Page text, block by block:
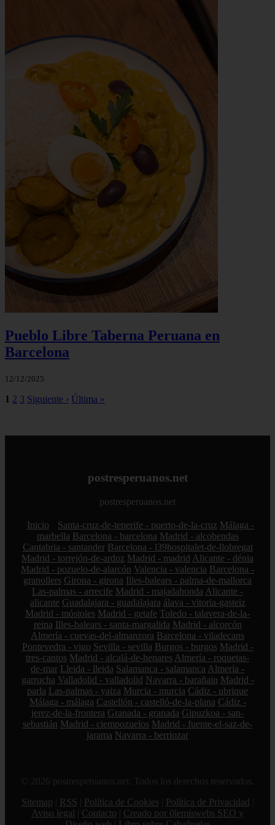
Pueblo Libre Taberna Peruana en
Barcelona
12/12/2025
1 2 3 Siguiente › Última »
postresperuanos.net
postresperuanos.net
Inicio Santa-cruz-de-tenerife - puerto-de-la-cruz Málaga -
marbella Barcelona - barcelona Madrid - alcobendas
Cantabria - santander Barcelona - l39hospitalet-de-llobregat
Madrid - torrejón-de-ardoz Madrid - madrid Alicante - dénia
Madrid - pozuelo-de-alarcón Valencia - valencia Barcelona -
granollers Girona - girona Illes-balears - palma-de-mallorca
Las-palmas - arrecife Madrid - majadahonda Alicante -
alicante Guadalajara - guadalajara álava - vitoria-gasteiz
Madrid - móstoles Madrid - getafe Toledo - talavera-de-la-
reina Illes-balears - santa-margalida Madrid - alcorcón
Almería - cuevas-del-almanzora Barcelona - viladecans
Pontevedra - vigo Sevilla - sevilla Burgos - burgos Madrid -
tres-cantos Madrid - alcalá-de-henares Almería - roquetas-
de-mar Lleida - lleida Salamanca - salamanca Almería -
garrucha Valladolid - valladolid Navarra - barañain Madrid -
parla Las-palmas - yaiza Murcia - murcia Cádiz - ubrique
Málaga - málaga Castellón - castelló-de-la-plana Cádiz -
jerez-de-la-frontera Granada - granada Gipuzkoa - san-
sebastián Madrid - ciempozuelos Madrid - fuente-el-saz-de-
jarama Navarra - berriozar
© 2026 postresperuanos.net. Todos los derechos reservados.
Sitemap
RSS Política de Cookies Política de Privacidad
Aviso legal
Contacto
Creado por 0lemiswebs SEO y